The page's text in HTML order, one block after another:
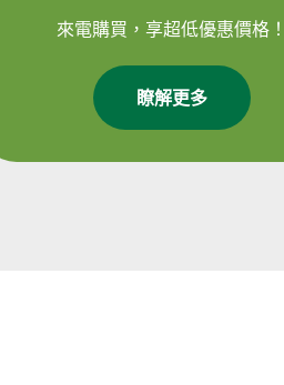
來電購買，享超低優惠價格！
瞭解更多